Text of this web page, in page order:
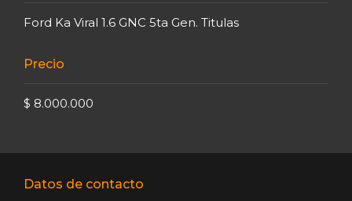
Ford Ka Viral 1.6 GNC 5ta Gen. Titulas
Precio
$ 8.000.000
Datos de contacto